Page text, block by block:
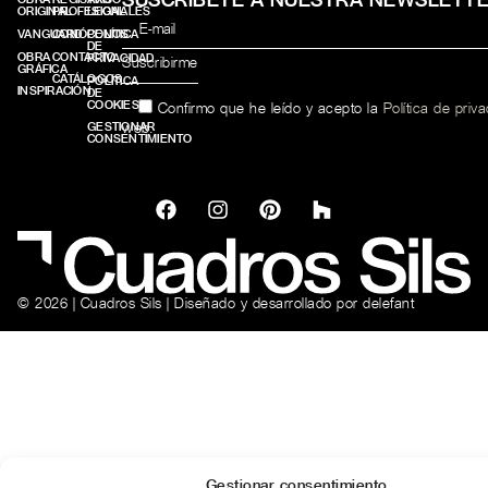
ORIGINAL
VANGUARD
OBRA
GRÁFICA
INSPIRACIÓN
PROFESIONALES
CONÓCENOS
CONTACTO
CATÁLOGOS
LEGAL
POLÍTICA
DE
PRIVACIDAD
POLÍTICA
DE
COOKIES
GESTIONAR
CONSENTIMIENTO
Confirmo que he leído y acepto la Política de
web.
© 2026 | Cuadros Sils | Diseñado y desarrollado por delefant